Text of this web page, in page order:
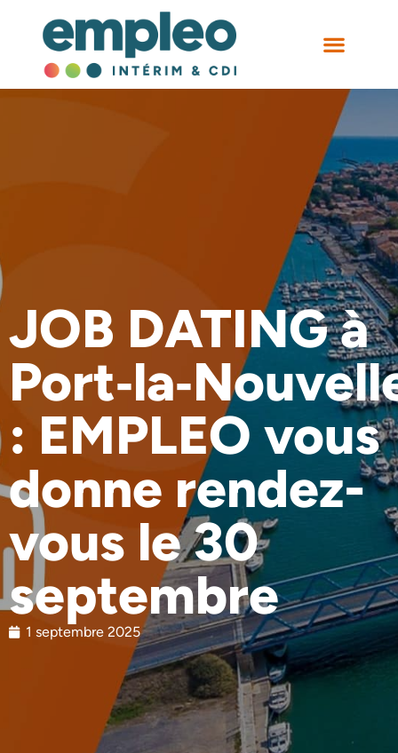
JOB DATING à
: EMPLEO vous
donne rendez-
vous le 30
septembre
1 septembre 2025